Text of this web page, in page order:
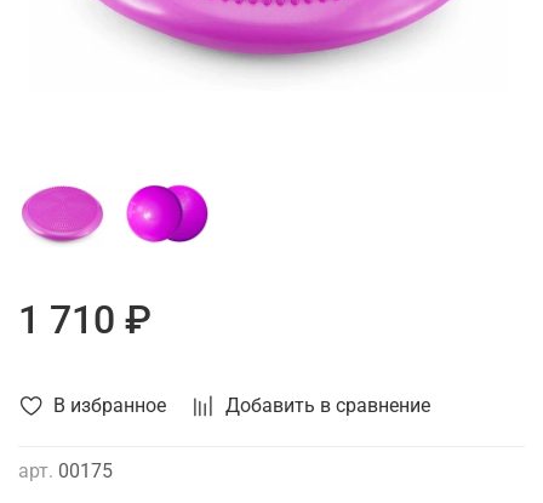
В избранное Добавить в сравнение
арт. 00175
1 710 ₽